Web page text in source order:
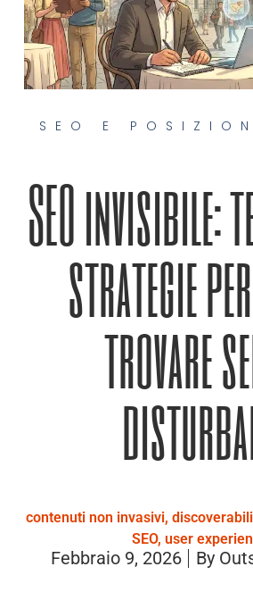
SEO E
SEO invisibile:
strategie
trovare
contenuti non invasivi,
SEO, user
Febbraio 9, 2026 By